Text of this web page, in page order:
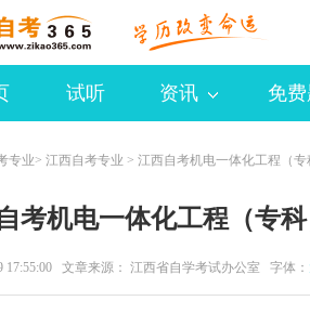
试听 资讯 免
专业> 江西自考专业 > 江西自考机电一体化工程（
考机电一体化工程（专
17:55:00 文章来源： 江西省自学考试办公室 字体：